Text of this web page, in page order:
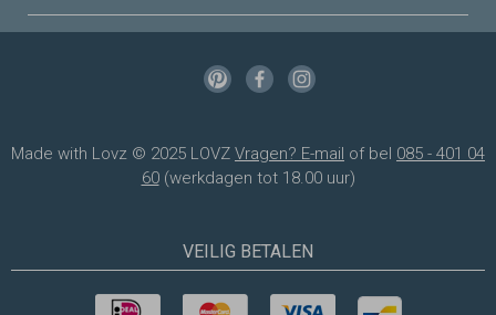
Made with Lovz © 2025 LOVZ Vragen? E-mail of bel 085 - 401 04
60(werkdagen tot 18.00 uur)
VEILIG BETALEN